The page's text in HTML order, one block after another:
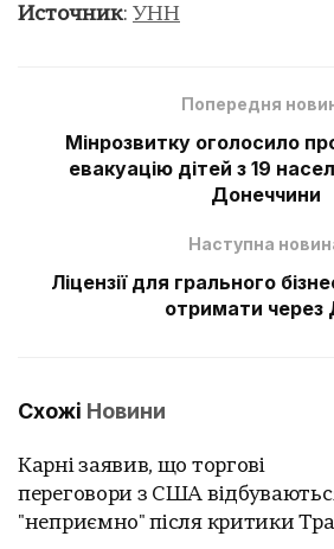
Источник: УНН
Попередня
Мінрозвитку оголосило
евакуацію дітей з 19
Донеччини
Наступна
Ліцензії для грального
отримати через
Схожі Новини
Карні заявив, що торгові
переговори з США
"неприємно" після критики